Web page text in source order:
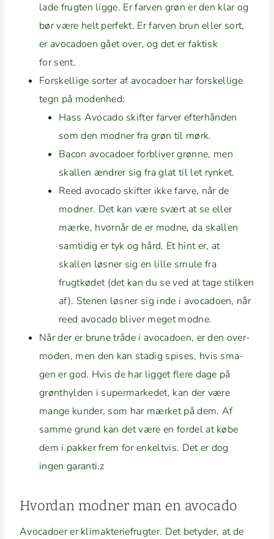
lade frugten ligge. Er far­ven grøn er den klar og
bør være helt per­fekt. Er far­ven brun eller sort,
er avo­ca­doen gået over, og det er fak­tisk
for sent.
Forskel­lige sorter af avo­ca­do­er har forskel­lige
tegn på modenhed:
Hass Avo­ca­do skifter farv­er efter­hån­den
som den mod­ner fra grøn til mørk.
Bacon avo­ca­do­er for­bliv­er grønne, men
skallen ændr­er sig fra glat til let rynket.
Reed avo­ca­do skifter ikke farve, når de
mod­ner. Det kan være svært at se eller
mærke, hvornår de er modne, da skallen
sam­tidig er tyk og hård. Et hint er, at
skallen løs­ner sig en lille smule fra
frugtkødet (det kan du se ved at tage stilken
af). Ste­nen løs­ner sig inde i avo­ca­doen, når
reed avo­ca­do bliv­er meget modne.
Når der er brune tråde i avo­ca­doen, er den over­
mod­en, men den kan stadig spis­es, hvis sma­
gen er god. Hvis de har ligget flere dage på
grøn­thylden i super­markedet, kan der være
mange kun­der, som har mær­ket på dem. Af
samme grund kan det være en fordel at købe
dem i pakker frem for enkeltvis. Det er dog
ingen garanti.z
Hvor­dan mod­ner man en avocado
Avo­ca­do­er er kli­mak­teriefrugter. Det bety­der, at de